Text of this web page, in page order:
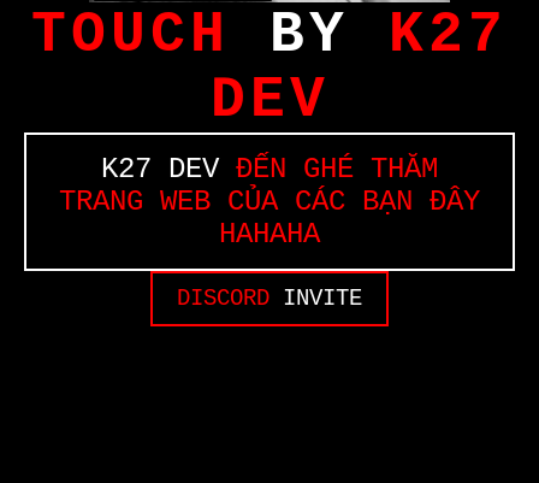
TOUCH BY K27
DEV
K27 DEVĐẾN GHÉ THĂM
TRANG WEB CỦA CÁC BẠN ĐÂY
HAHAHA
DISCORD INVITE